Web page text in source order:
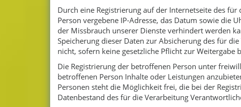
Durch eine Registrierung auf der Internetseite des
Person vergebene IP-Adresse, das Datum sowie die
der Missbrauch unserer Dienste verhindert werden
Speicherung dieser Daten zur Absicherung des für
nicht, sofern keine gesetzliche Pflicht zur
Die Registrierung der betroffenen Person unter
betroffenen Person Inhalte oder Leistungen
Personen steht die Möglichkeit frei, die bei der
Datenbestand des für die Verarbeitung